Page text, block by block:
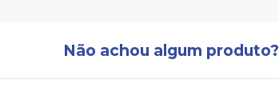
Não achou algum produto?